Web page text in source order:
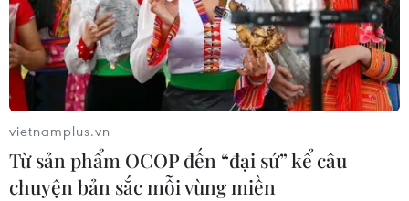
vietnamplus.vn
Từ sản phẩm OCOP đến “đại sứ” kể câu
chuyện bản sắc mỗi vùng miền